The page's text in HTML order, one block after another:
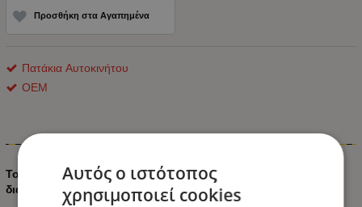
Προσθήκη στα Αγαπημένα
Πατάκια Αυτοκινήτου
ΟΕΜ
Το ελαστικό χαλάκι πορτμπαγκάζ είναι ατομικό για
διαφορετικά μοντέλα αυτοκινήτων.
Αυτός ο ιστότοπος
χρησιμοποιεί cookies